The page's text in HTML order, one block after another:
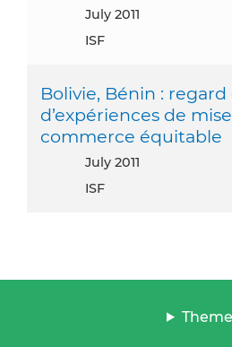
July 2011
ISF
Bolivie, Bénin : regard
d’expériences de
commerce équitable
July 2011
ISF